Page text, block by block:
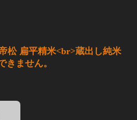
松 扁平精米<br>蔵出し純米
ません。